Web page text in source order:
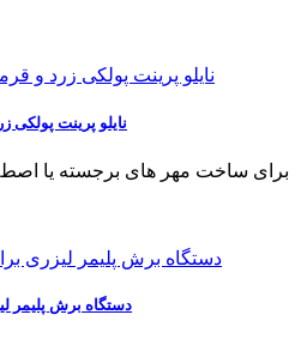
نایلو پرینت پولکی
برای ساخت مهر های برجسته یا
دستگاه برش پلیمر